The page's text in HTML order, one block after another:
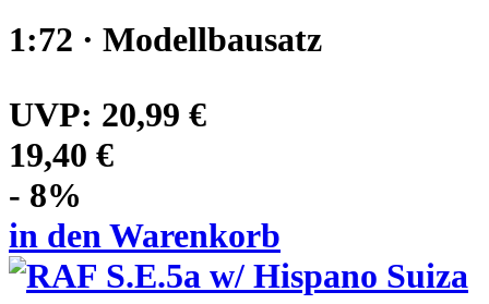
1:72 · Modellbausatz
UVP: 20,99 €
19,40 €
- 8%
in den Warenkorb